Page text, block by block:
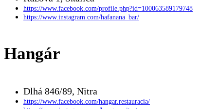
https://www.facebook.com/profile.php?id=100063589179748
https://www.instagram.com/hafanana_bar/
Hangár
Dlhá 846/89, Nitra
https://www.facebook.com/hangar.restauracia/